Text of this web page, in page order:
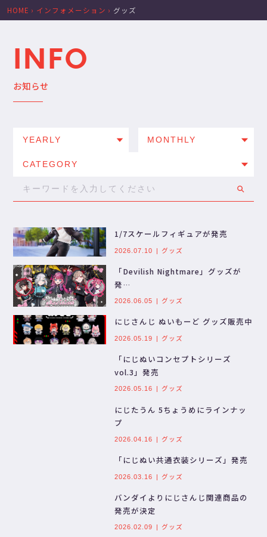
HOME › インフォメーション › グッズ
INFO
お知らせ
1/7スケールフィギュアが発売
2026.07.10 グッズ
「Devilish Nightmare」グッズが
発…
2026.06.05 グッズ
にじさんじ ぬいもーど グッズ販売中
2026.05.19 グッズ
「にじぬいコンセプトシリーズ
vol.3」発売
2026.05.16 グッズ
にじたうん 5ちょうめにラインナッ
プ
2026.04.16 グッズ
「にじぬい共通衣装シリーズ」発売
2026.03.16 グッズ
バンダイよりにじさんじ関連商品の
発売が決定
2026.02.09 グッズ